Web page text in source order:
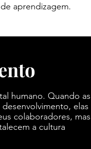
aprendizagem.​
humano. Quando as
elas
colaboradores, mas
a cultura